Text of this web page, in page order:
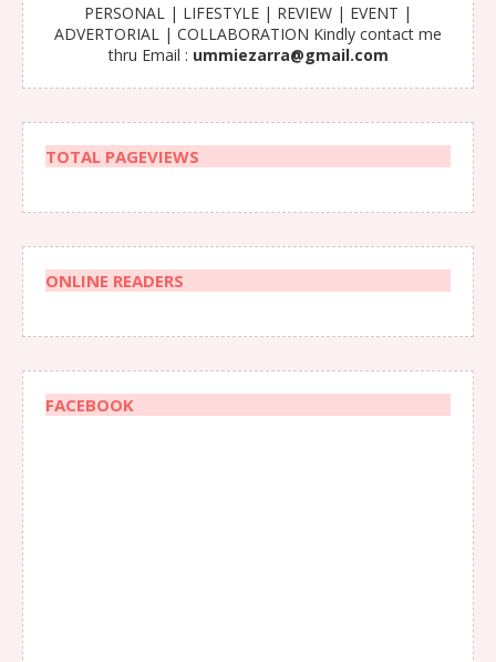
PERSONAL | LIFESTYLE | REVIEW | EVENT |
ADVERTORIAL | COLLABORATION Kindly contact me
thru Email : ummiezarra@gmail.com
TOTAL PAGEVIEWS
ONLINE READERS
FACEBOOK